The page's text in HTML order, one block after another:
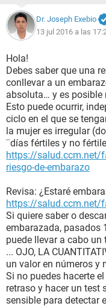
Dr. Joseph Exebio
13 jul 2016 a las
Hola!
Debes saber que una
conllevar a un
absoluta… y es posible
Esto puede ocurrir,
ciclo en el que se
la mujer es irregular
¨días fértiles y no
https://salud.ccm.net/
riesgo-de-embarazo
Revisa: ¿Estaré
https://salud.ccm.net/
Si quiere saber o
embarazada, pasados
puede llevar a cabo
... OJO, LA
un valor en números y
Si no puedes hacerte
retraso y hacer un test
sensible para detectar